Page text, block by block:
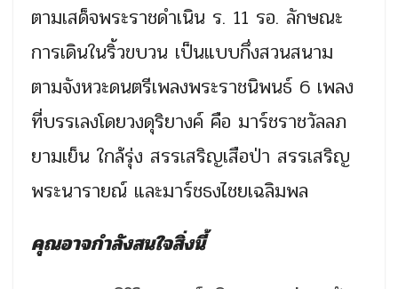
ตามเสด็จพระราชดำเนิน ร. 11 รอ. ลักษณะ
การเดินในริ้วขบวน เป็นแบบกึ่งสวนสนาม
ตามจังหวะดนตรีเพลงพระราชนิพนธ์ 6 เพลง
ที่บรรเลงโดยวงดุริยางค์ คือ มาร์ชราชวัลลภ
ยามเย็น ใกล้รุ่ง สรรเสริญเสือป่า สรรเสริญ
พระนารายณ์ และมาร์ชธงไชยเฉลิมพล
คุณอาจกำลังสนใจสิ่งนี้